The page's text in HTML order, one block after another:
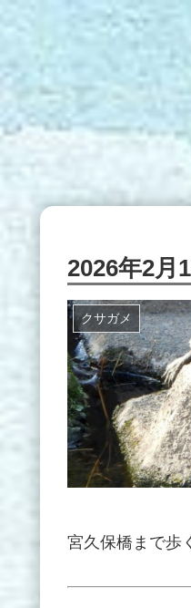
2026年2
クサガメ
宮久保橋まで歩